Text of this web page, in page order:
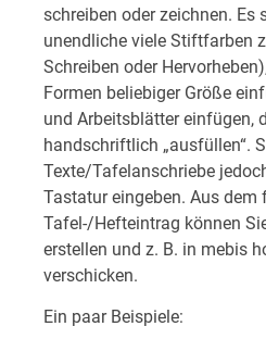
schreiben oder zeichnen. Es
unendliche viele Stiftfarben
Schreiben oder
Formen beliebiger Größe
und Arbeitsblätter einfügen,
handschriftlich „ausfüllen“.
Texte/Tafelanschriebe
Tastatur eingeben. Aus dem
Tafel-/Hefteintrag können
erstellen und z. B. in mebis
verschicken.
Ein paar Beispiele: